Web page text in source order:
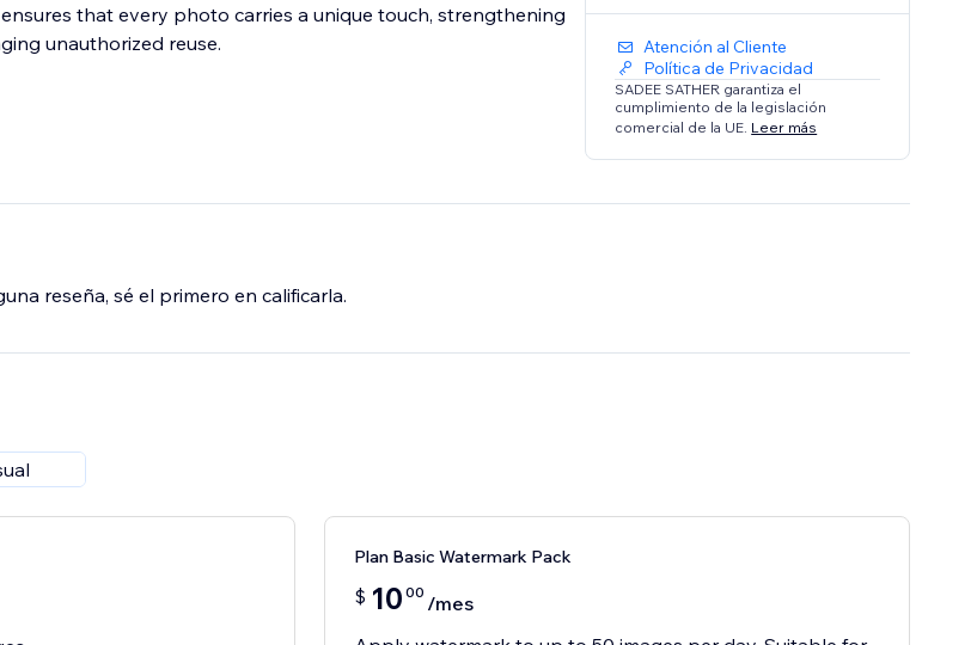
that every photo carries a unique touch, strengthening
unauthorized reuse.
Atención al Cliente
Política de Privacidad
SADEE SATHER garantiza el
cumplimiento de la legislación
comercial de la UE. Leer más
reseña, sé el primero en calificarla.
Plan Basic Watermark Pack
$ 10 00 /mes